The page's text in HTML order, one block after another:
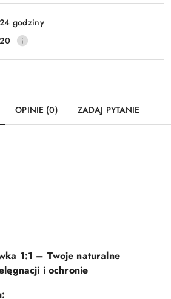
Wyślij
24 godziny
20
OPINIE (0) ZADAJ PYTANIE
1:1 – Twoje naturalne
i ochronie